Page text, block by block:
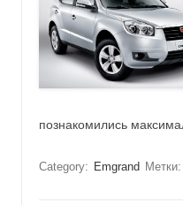
познакомились
Category: Emgrand Метки: